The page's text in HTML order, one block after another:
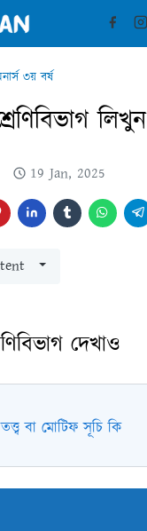
৩য় বর্ষ
লিখুন
19 Jan, 2025
দেখাও
বা মোটিফ সূচি কি